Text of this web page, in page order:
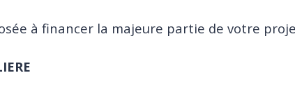
à financer la majeure partie de votre